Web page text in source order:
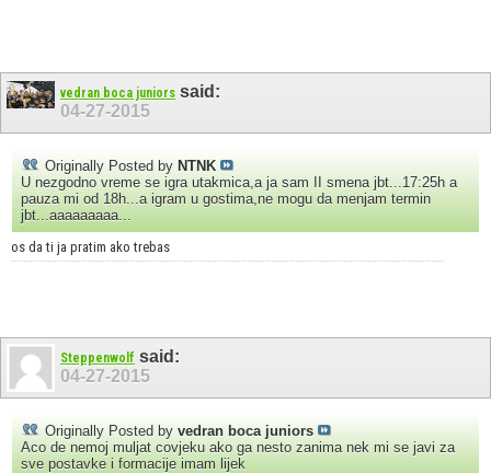
vedran boca juniors said:
04-27-2015
Originally Posted by NTNK
U nezgodno vreme se igra utakmica,a ja sam II smena jbt...17:25h a
pauza mi od 18h...a igram u gostima,ne mogu da menjam termin
jbt...aaaaaaaaa...
os da ti ja pratim ako trebas
Steppenwolf said:
04-27-2015
Originally Posted by vedran boca juniors
Aco de nemoj muljat covjeku ako ga nesto zanima nek mi se javi za
sve postavke i formacije imam lijek